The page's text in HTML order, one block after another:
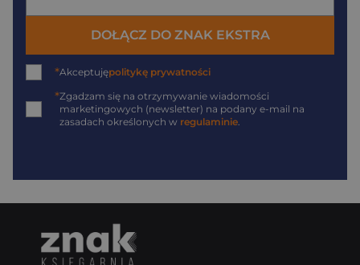
DOŁĄCZ DO ZNAK EKSTRA
*Akceptujępolitykę prywatności
*Zgadzam się na otrzymywanie wiadomości
marketingowych (newsletter) na podany e-mail na
zasadach określonych w regulaminie.